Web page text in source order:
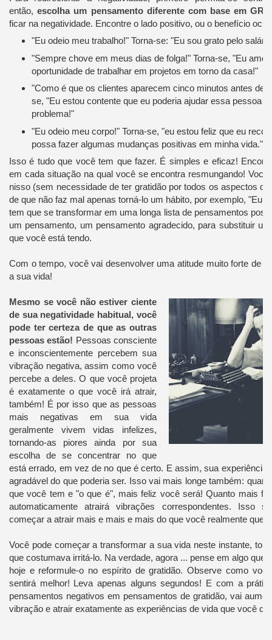
então,escolha um pensamento diferente com base em
ficar na negatividade. Encontre o lado positivo, ou o benefício
"Eu odeio meu trabalho!" Torna-se: "Eu sou grato pelo
"Sempre chove em meus dias de folga!" Torna-se, "Eu amo
oportunidade de trabalhar em projetos em torno da casa!"
"Como é que os clientes aparecem cinco minutos antes de
se, "Eu estou contente que eu poderia ajudar essa pessoa
problema!"
"Eu odeio meu corpo!" Torna-se, "eu estou feliz que eu
possa fazer algumas mudanças positivas em minha vida."
Isso é tudo que você tem que fazer. É simples e eficaz!
em cada situação na qual você se encontra resmungando!
nisso (sem necessidade de ter gratidão por todos os aspectos
de que não faz mal apenas torná-lo um hábito, por exemplo, "Eu
tem que se transformar em uma longa lista de pensamentos
um pensamento, um pensamento agradecido, para substituir
que você está tendo.
Com o tempo, você vai desenvolver uma atitude muito forte de
a sua vida!
Mesmo se você não estiver ciente
de sua negatividade habitual, você
pode ter certeza de que as outras
pessoas estão! Pessoas consciente
e inconscientemente percebem sua
vibração negativa, assim como você
percebe a deles. O que você projeta
é exatamente o que você irá atrair,
também! É por isso que as pessoas
mais negativas em sua vida
geralmente vivem vidas infelizes,
tornando-as piores ainda por sua
escolha de se concentrar no que
está errado, em vez de no que é certo. E assim, sua experiência
agradável do que poderia ser. Isso vai mais longe também:
que você tem e "o que é", mais feliz você será! Quanto mais
automaticamente atrairá vibrações correspondentes. Isso
começar a atrair mais e mais e mais do que você realmente quer!
Você pode começar a transformar a sua vida neste instante,
que costumava irritá-lo. Na verdade, agora ... pense em algo que
hoje e reformule-o no espírito de gratidão. Observe como
sentirá melhor! Leva apenas alguns segundos! E com a
pensamentos negativos em pensamentos de gratidão, vai
vibração e atrair exatamente as experiências de vida que você